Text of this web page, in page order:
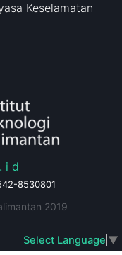
Keselamatan
8530801
2019
Select Language ▼